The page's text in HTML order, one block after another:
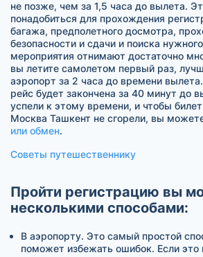
не позже, чем за 1,5 часа до вылета.
понадобиться для прохождения
багажа, предполетного досмотра,
безопасности и сдачи и поиска
мероприятия отнимают достаточно
вы летите самолетом первый раз,
аэропорт за 2 часа до времени
рейс будет закончена за 40 минут до
успели к этому времени, и чтобы
Москва Ташкент не сгорели, вы
или обмен.
Советы путешественнику
Пройти регистрацию вы
несколькими способами:
В аэропорту. Это самый простой
поможет избежать ошибок. Если